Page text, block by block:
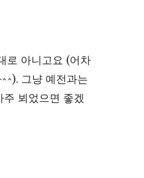
로 아니고요 (어차
그냥 예전과는
뵈었으면 좋겠